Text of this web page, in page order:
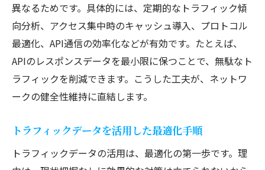
異なるためです。具体的には、定期的なトラフィック傾
向分析、アクセス集中時のキャッシュ導入、プロトコル
最適化、API通信の効率化などが有効です。たとえば、
APIのレスポンスデータを最小限に保つことで、無駄なト
ラフィックを削減できます。こうした工夫が、ネットワ
ークの健全性維持に直結します。
トラフィックデータを活用した最適化手順
トラフィックデータの活用は、最適化の第一歩です。理